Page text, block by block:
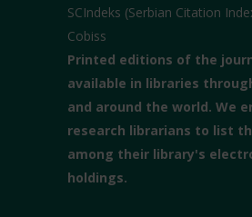
SCIndeks (Serbian Citation
Cobiss
Printed editions of the
available in libraries
and around the world. We
research librarians to list
among their library's
holdings.